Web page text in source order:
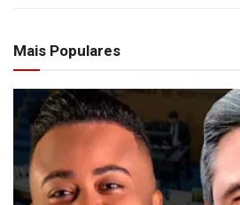
Mais Populares